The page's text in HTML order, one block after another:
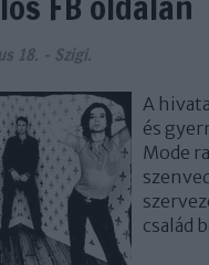
18. - Szigi.
A
és
Mode
család